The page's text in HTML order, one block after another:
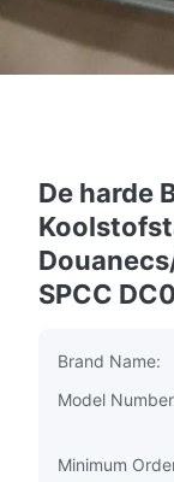
De harde
SPCC
Brand Name:
Model
Minimum